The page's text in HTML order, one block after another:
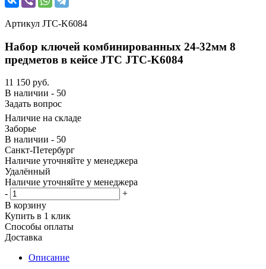
Артикул JTC-K6084
Набор ключей комбинированных 24-32мм 8
предметов в кейсе JTC JTC-K6084
11 150 руб.
В наличии - 50
Задать вопрос
Наличие на складе
Заборье
В наличии - 50
Санкт-Петербург
Наличие уточняйте у менеджера
Удалённый
Наличие уточняйте у менеджера
-
+
В корзину
Купить в 1 клик
Способы оплаты
Доставка
Описание